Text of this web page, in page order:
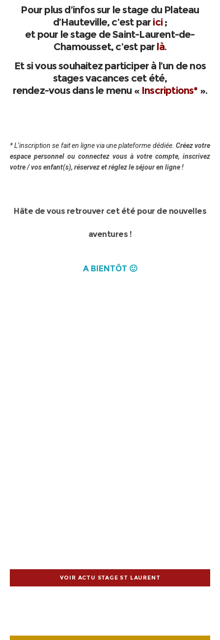
Pour plus d’infos sur le stage du Plateau
d’Hauteville, c’est par ici ;
et pour le stage de Saint-Laurent-de-
Chamousset, c’est par là.
Et si vous souhaitez participer à l’un de nos
stages vacances cet été,
rendez-vous dans le menu « Inscriptions* ».
* L’inscription se fait en ligne via une plateforme dédiée. Créez votre
espace personnel ou connectez vous à votre compte, inscrivez
votre / vos enfant(s), réservez et réglez le séjour en ligne !
Hâte de vous retrouver cet été pour de nouvelles
aventures !
A BIENTÔT 🙂
VOIR ACTU STAGE ST LAURENT